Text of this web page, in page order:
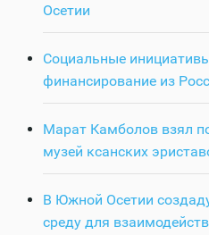
Осетии
Социальные
финансирование из
Марат Камболов взял
музей ксанских
В Южной Осетии
среду для